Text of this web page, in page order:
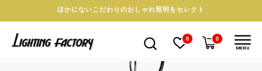
ほかにないこだわりのおしゃれ照明をセレクト
0 0
MENU